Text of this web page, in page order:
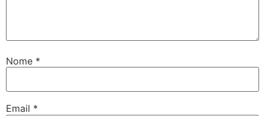
Nome *
Email *